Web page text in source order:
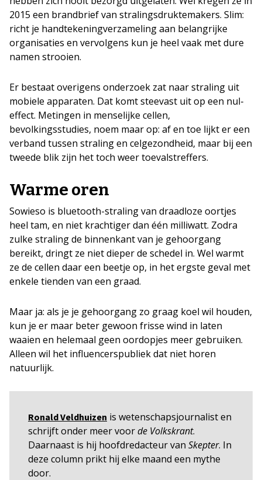
2015 een brandbrief van stralingsdruktemakers. Slim:
richt je handtekeningverzameling aan belangrijke
organisaties en vervolgens kun je heel vaak met dure
namen strooien.
Er bestaat overigens onderzoek zat naar straling uit
mobiele apparaten. Dat komt steevast uit op een nul-
effect. Metingen in menselijke cellen,
bevolkingsstudies, noem maar op: af en toe lijkt er een
verband tussen straling en celgezondheid, maar bij een
tweede blik zijn het toch weer toevalstreffers.
Warme oren
Sowieso is bluetooth-straling van draadloze oortjes
heel tam, en niet krachtiger dan één milliwatt. Zodra
zulke straling de binnenkant van je gehoorgang
bereikt, dringt ze niet dieper de schedel in. Wel warmt
ze de cellen daar een beetje op, in het ergste geval met
enkele tienden van een graad.
Maar ja: als je je gehoorgang zo graag koel wil houden,
kun je er maar beter gewoon frisse wind in laten
waaien en helemaal geen oordopjes meer gebruiken.
Alleen wil het influencerspubliek dat niet horen
natuurlijk.
Ronald Veldhuizen is wetenschapsjournalist en
schrijft onder meer voorde Volkskrant.
Daarnaast is hij hoofdredacteur van Skepter. In
deze column prikt hij elke maand een mythe
door.